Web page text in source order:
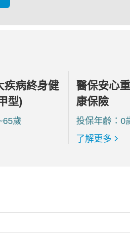
疾病終身健
型)
歲
醫保安心
康保險
投保年齡：0
了解更多